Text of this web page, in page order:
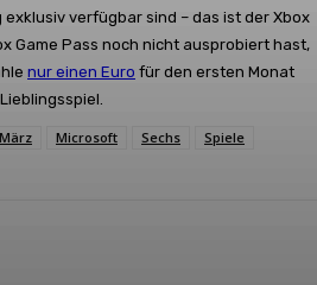
verfügbar sind – das ist der Xbox
Game Pass noch nicht ausprobiert hast,
nur einen Euro für den ersten Monat
März Microsoft Sechs
Spiele